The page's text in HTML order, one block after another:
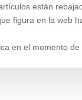
están
figura en la web
en el momento de